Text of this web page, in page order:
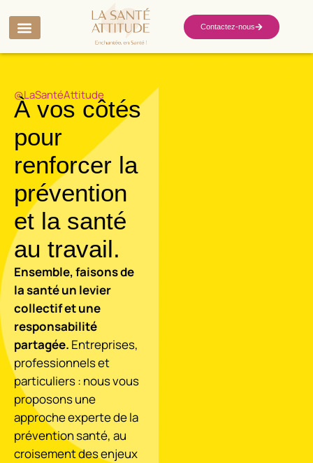
Contactez-nous
@LaSantéAttitude
À vos côtés
pour
renforcer la
prévention
et la santé
au travail.
Ensemble, faisons de
la santé un levier
collectif et une
responsabilité
partagée. Entreprises,
professionnels et
particuliers : nous vous
proposons une
approche experte de la
prévention santé, au
croisement des enjeux